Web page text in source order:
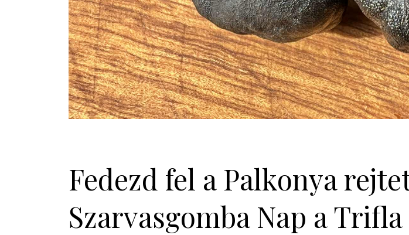
Fedezd fel a Palkonya
Szarvasgomba Nap a Trifla